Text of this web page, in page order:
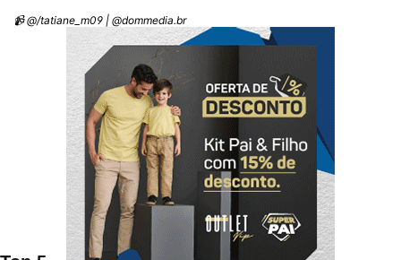
📹 @/tatiane_m09 | @dommedia.br